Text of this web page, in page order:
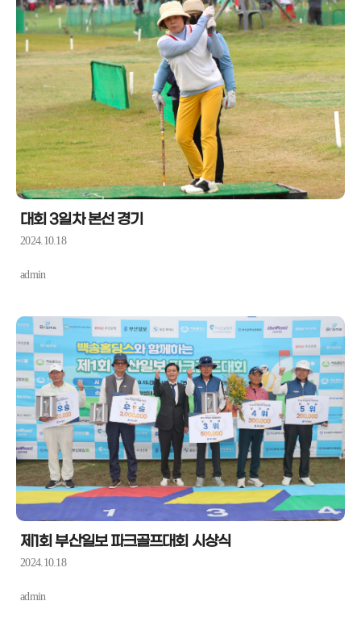
대회 3일차 본선 경기
2024.10.18
admin
제1회 부산일보 파크골프대회 시상식
2024.10.18
admin